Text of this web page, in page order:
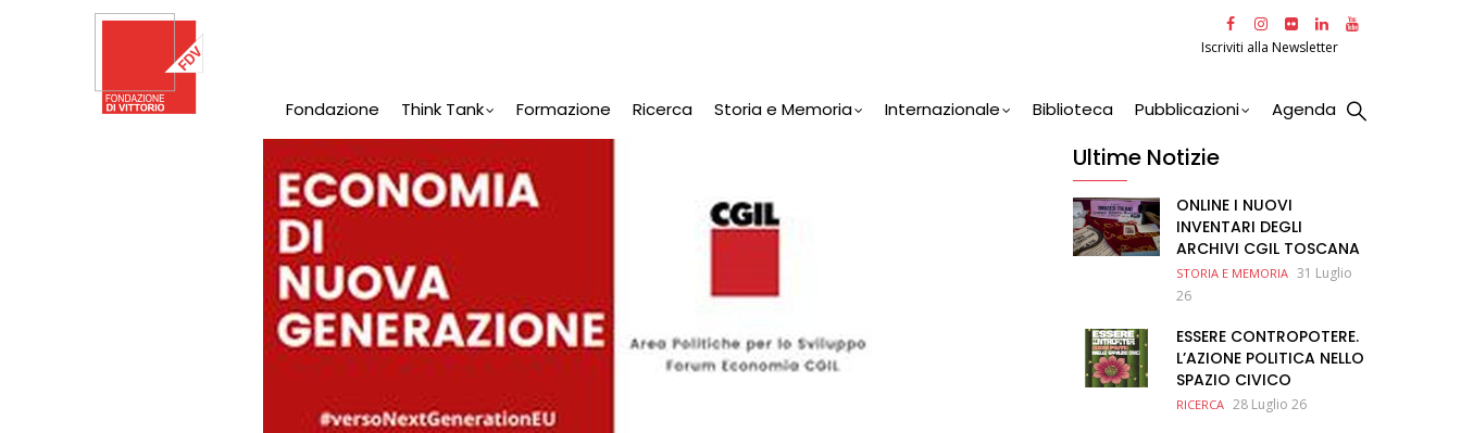
Iscriviti alla Newsletter
Main
Navigation
Fondazione Think Tank Formazione Ricerca Storia e Memoria Internazionale Biblioteca Pubblicazioni Agenda
Ultime Notizie
ONLINE I NUOVI
INVENTARI DEGLI
ARCHIVI CGIL TOSCANA
STORIA E MEMORIA 31 Luglio
26
ESSERE CONTROPOTERE.
L’AZIONE POLITICA NELLO
SPAZIO CIVICO
RICERCA 28 Luglio 26